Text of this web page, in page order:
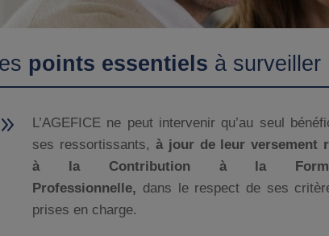
points essentiels à surveiller
9
L’AGEFICE ne peut intervenir qu’au seul
ses ressortissants, à jour de leur versement
à la Contribution à la
Professionnelle, dans le respect de ses
prises en charge.